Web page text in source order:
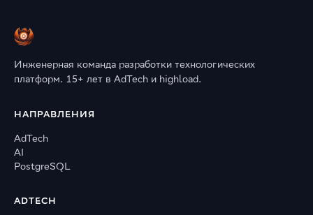
Инженерная команда разработки технологических
платформ. 15+ лет в AdTech и highload.
НАПРАВЛЕНИЯ
AdTech
AI
PostgreSQL
ADTECH